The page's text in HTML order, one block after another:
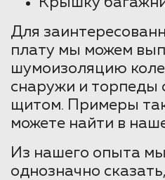
Для
плату мы можем
шумоизоляцию
снаружи и торпеды
щитом. Примеры
можете найти в
Из нашего опыта
однозначно